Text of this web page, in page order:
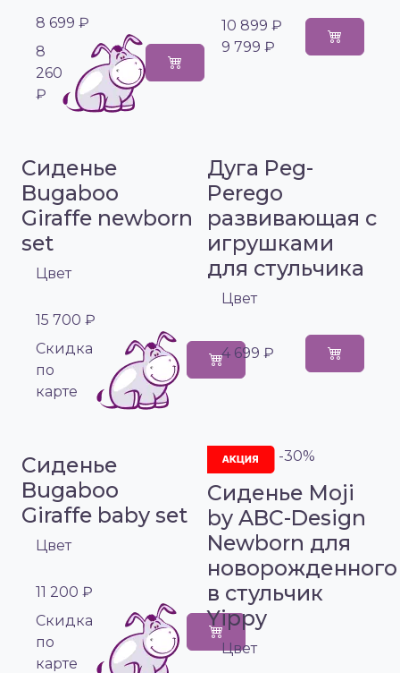
8 699 ₽
8
260
₽
10 899 ₽
9 799 ₽
Сиденье
Bugaboo
Giraffe newborn
set
Цвет
15 700 ₽
Cкидка
по
карте
Дуга Peg-
Perego
развивающая с
игрушками
для стульчика
Цвет
4 699 ₽
Сиденье
Bugaboo
Giraffe baby set
Цвет
11 200 ₽
Cкидка
по
карте
-30%
Сиденье Moji
by ABC-Design
Newborn для
новорожденного
в стульчик
Yippy
Цвет